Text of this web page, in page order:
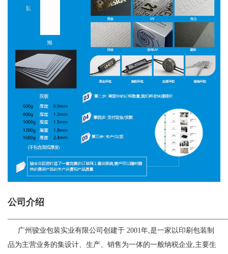
公司介绍
广州骏业包装实业有限公司创建于 2001 年 是一家以印刷包装制
品为主营业务的集设计、生产、销售为一体的一般纳税企业 主要生